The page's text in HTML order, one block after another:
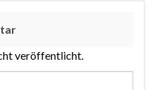
veröffentlicht.